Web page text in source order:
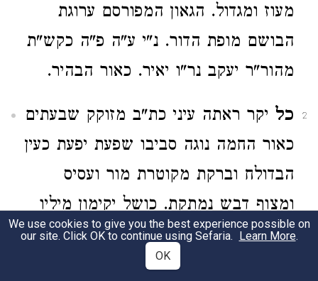
מעוז ומגדול. הגאון המפורסם ערוגת
הבושם מופת הדור. נ"י ע"ה פ"ה כקש"ת
מהור"ר יעקב נר"ו יאיר. כאור הבהיר.
2 כל יקר ראתה עיני כת"ב מזוקק שבעתים
כאור החמה נוגה סביבו שפעת יפעת כעין
הבדולח וברקת מקוטרת מור ועסיס
ומצוף דבש נמתקת. כושל יקימון מיליו
ספות הרוה לנפש שוקקת. מתלהב
כשלהבת הקשורה בגחלת עוממות על
We use cookies to give you the best experience possible on
our site. Click OK to continue using Sefaria. Learn More.
OK